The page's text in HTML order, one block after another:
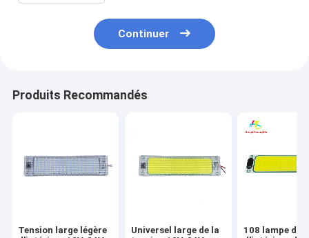
Continuer
Produits Recommandés
Tension large légère
Universel large de la
108 lampe de